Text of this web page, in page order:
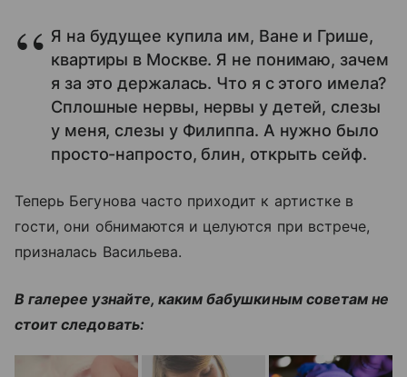
Я на будущее купила им, Ване и Грише,
квартиры в Москве. Я не понимаю, зачем
я за это держалась. Что я с этого имела?
Сплошные нервы, нервы у детей, слезы
у меня, слезы у Филиппа. А нужно было
просто-напросто, блин, открыть сейф.
Теперь Бегунова часто приходит к артистке в
гости, они обнимаются и целуются при встрече,
призналась Васильева.
В галерее узнайте, каким бабушкиным советам не
стоит следовать: